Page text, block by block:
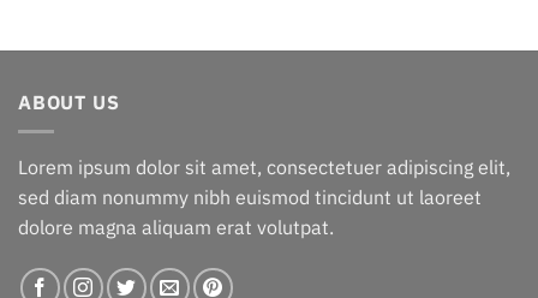
฿1,999.00.฿1,499.00.
ABOUT US
Lorem ipsum dolor sit amet, consectetuer adipiscing elit,
sed diam nonummy nibh euismod tincidunt ut laoreet
dolore magna aliquam erat volutpat.